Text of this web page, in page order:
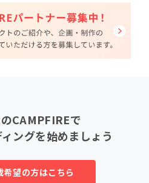
CAMPFIREで
ングを始めましょう
希望の方はこちら